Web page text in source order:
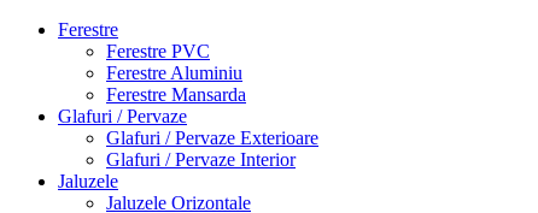
Ferestre
Ferestre PVC
Ferestre Aluminiu
Ferestre Mansarda
Glafuri / Pervaze
Glafuri / Pervaze Exterioare
Glafuri / Pervaze Interior
Jaluzele
Jaluzele Orizontale